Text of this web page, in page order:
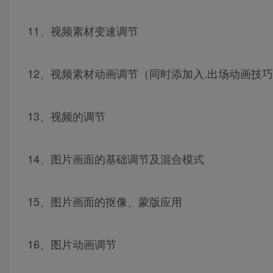
11、视频素材变速调节
12、视频素材动画调节（同时添加入.出场动画技
13、视频的调节
14、图片画面的基础调节及混合模式
15、图片画面的抠像、蒙版应用
16、图片动画调节